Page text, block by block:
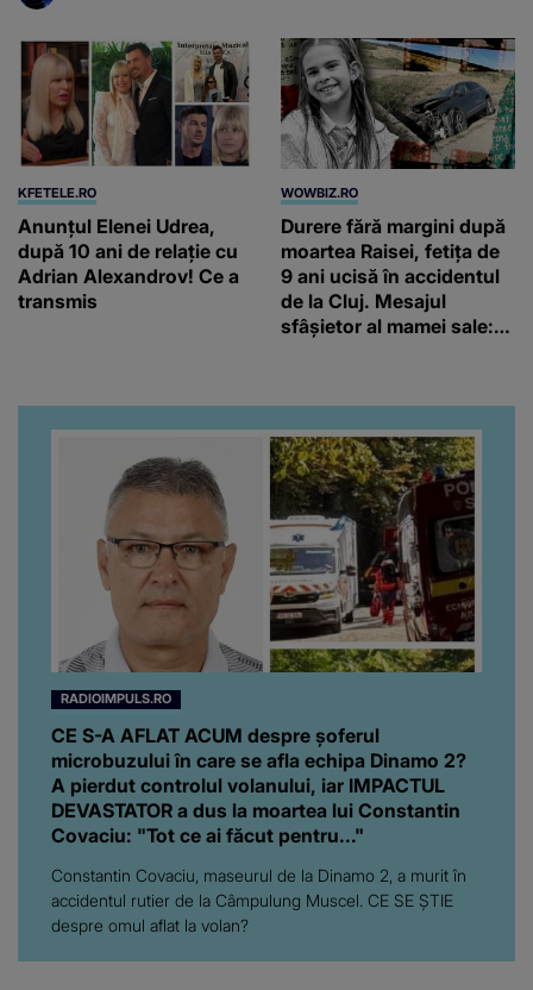
KFETELE.RO
Anunțul Elenei Udrea,
după 10 ani de relație cu
Adrian Alexandrov! Ce a
transmis
WOWBIZ.RO
Durere fără margini după
moartea Raisei, fetița de
9 ani ucisă în accidentul
de la Cluj. Mesajul
sfâșietor al mamei sale:
RADIOIMPULS.RO
CE S-A AFLAT ACUM despre şoferul
microbuzului în care se afla echipa Dinamo 2?
A pierdut controlul volanului, iar IMPACTUL
DEVASTATOR a dus la moartea lui Constantin
Covaciu: "Tot ce ai făcut pentru..."
Constantin Covaciu, maseurul de la Dinamo 2, a murit în
accidentul rutier de la Câmpulung Muscel. CE SE ȘTIE
despre omul aflat la volan?